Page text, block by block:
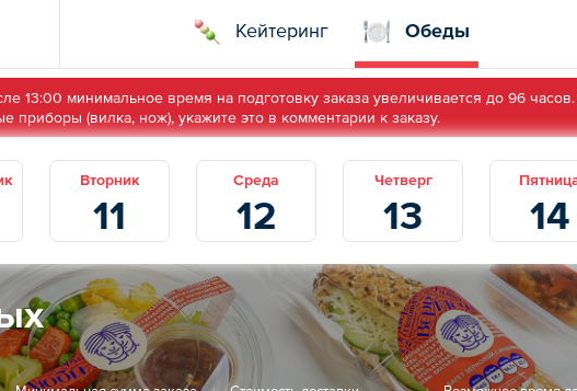
Кейтеринг Обеды
13:00 минимальное время на подготовку заказа увеличивается до 96
приборы (вилка, нож), укажите это в комментарии к заказу.
Вторник
11
Среда
12
Четверг
13 14